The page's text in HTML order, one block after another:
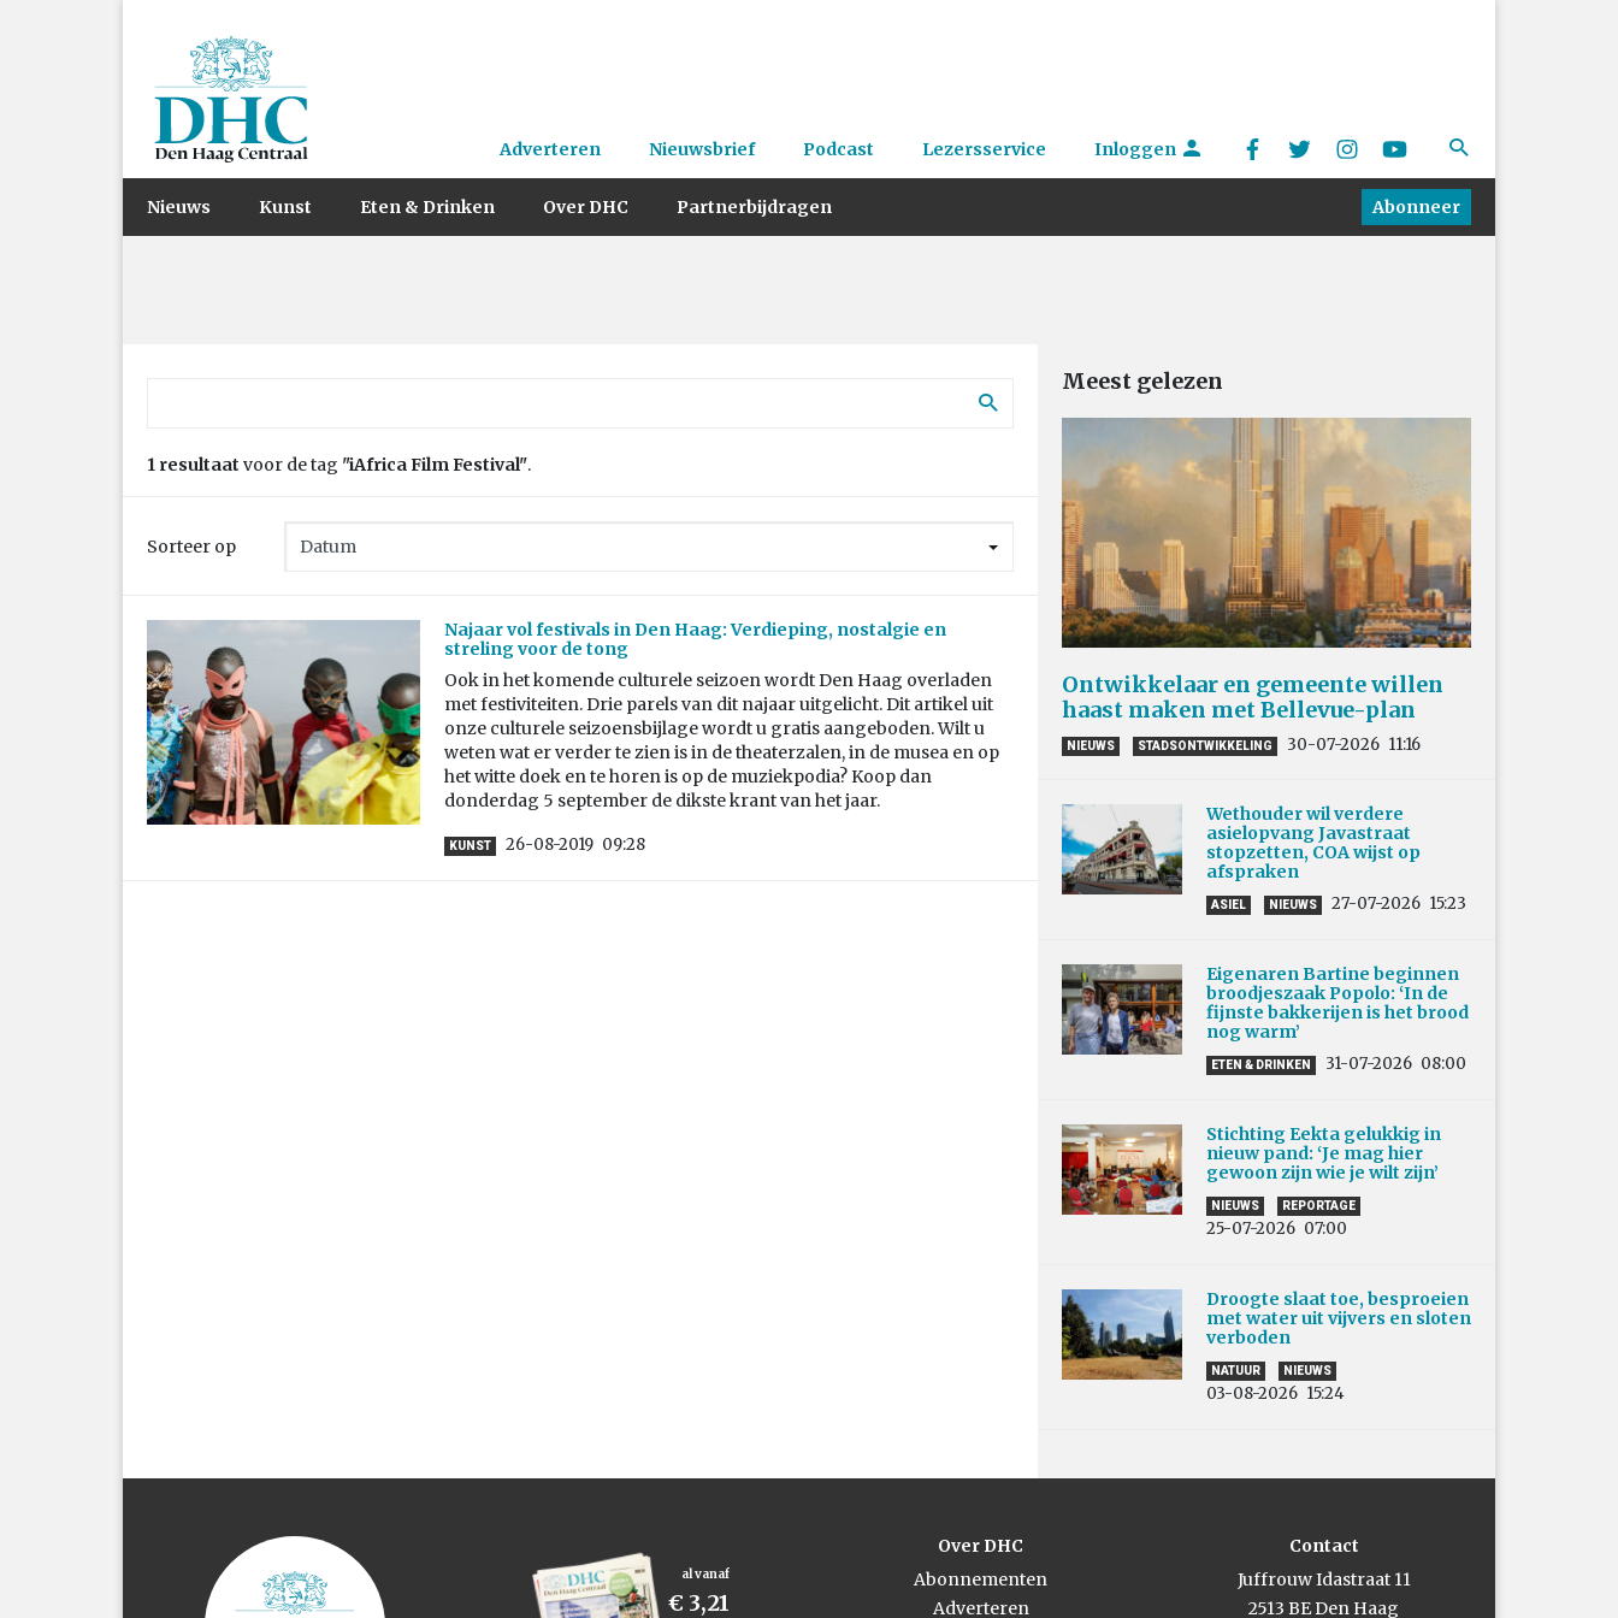
Adverteren Nieuwsbrief Podcast Lezersservice Inloggen
Nieuws Kunst Eten & Drinken Over DHC Partnerbijdragen Abonneer
1 resultaat voor de tag "iAfrica Film Festival".
Sorteer op
Najaar vol festivals in Den Haag: Verdieping, nostalgie en
streling voor de tong
Ook in het komende culturele seizoen wordt Den Haag overladen
met festiviteiten. Drie parels van dit najaar uitgelicht. Dit artikel uit
onze culturele seizoensbijlage wordt u gratis aangeboden. Wilt u
weten wat er verder te zien is in de theaterzalen, in de musea en op
het witte doek en te horen is op de muziekpodia? Koop dan
donderdag 5 september de dikste krant van het jaar.
KUNST 26-08-2019 09:28
Meest gelezen
Ontwikkelaar en gemeente willen
haast maken met Bellevue-plan
NIEUWS STADSONTWIKKELING 30-07-2026 11:16
Wethouder wil verdere
asielopvang Javastraat
stopzetten, COA wijst op
afspraken
ASIEL NIEUWS 27-07-2026 15:23
Eigenaren Bartine beginnen
broodjeszaak Popolo: ‘In de
fijnste bakkerijen is het brood
nog warm’
ETEN & DRINKEN 31-07-2026 08:00
Stichting Eekta gelukkig in
nieuw pand: ‘Je mag hier
gewoon zijn wie je wilt zijn’
NIEUWS REPORTAGE
25-07-2026 07:00
Droogte slaat toe, besproeien
met water uit vijvers en sloten
verboden
NATUUR NIEUWS
03-08-2026 15:24
al vanaf
€ 3,21
Over DHC
Abonnementen
Adverteren
Contact
Juffrouw Idastraat 11
2513 BE Den Haag